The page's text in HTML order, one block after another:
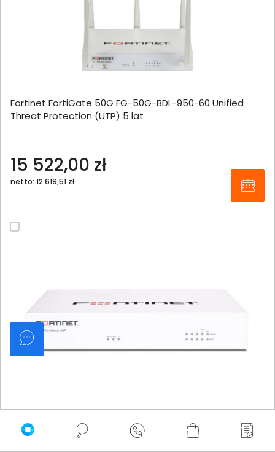
Fortinet FortiGate 50G FG-50G-BDL-950-60 Unified
Threat Protection (UTP) 5 lat
15 522,00 zł
netto: 12 619,51 zł
Unified Threat Protection (UTP) 3 lata